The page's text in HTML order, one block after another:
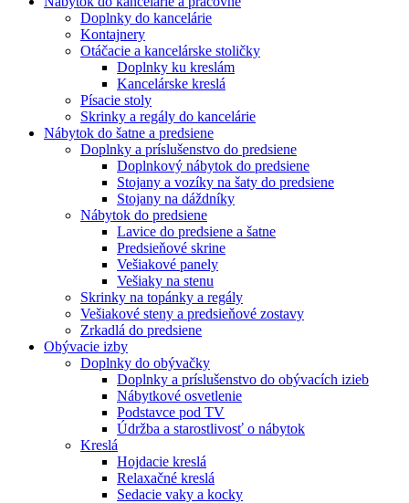
Doplnky do kancelárie
Kontajnery
Otáčacie a kancelárske stoličky
Doplnky ku kreslám
Kancelárske kreslá
Písacie stoly
Skrinky a regály do kancelárie
Nábytok do šatne a predsiene
Doplnky a príslušenstvo do predsiene
Doplnkový nábytok do predsiene
Stojany a vozíky na šaty do predsiene
Stojany na dáždníky
Nábytok do predsiene
Lavice do predsiene a šatne
Predsieňové skrine
Vešiakové panely
Vešiaky na stenu
Skrinky na topánky a regály
Vešiakové steny a predsieňové zostavy
Zrkadlá do predsiene
Obývacie izby
Doplnky do obývačky
Doplnky a príslušenstvo do obývacích izieb
Nábytkové osvetlenie
Podstavce pod TV
Údržba a starostlivosť o nábytok
Kreslá
Hojdacie kreslá
Relaxačné kreslá
Sedacie vaky a kocky